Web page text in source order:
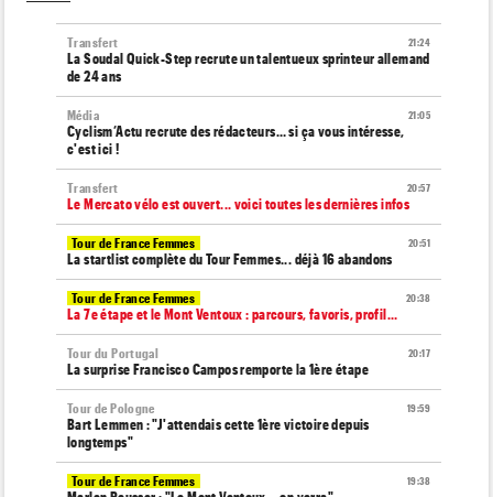
21:24
Transfert
La Soudal Quick-Step recrute un talentueux sprinteur allemand
de 24 ans
21:05
Média
Cyclism’Actu recrute des rédacteurs… si ça vous intéresse,
c'est ici !
20:57
Transfert
Le Mercato vélo est ouvert... voici toutes les dernières infos
20:51
Tour de France Femmes
La startlist complète du Tour Femmes... déjà 16 abandons
20:38
Tour de France Femmes
La 7e étape et le Mont Ventoux : parcours, favoris, profil…
20:17
Tour du Portugal
La surprise Francisco Campos remporte la 1ère étape
19:59
Tour de Pologne
Bart Lemmen : "J'attendais cette 1ère victoire depuis
longtemps"
19:38
Tour de France Femmes